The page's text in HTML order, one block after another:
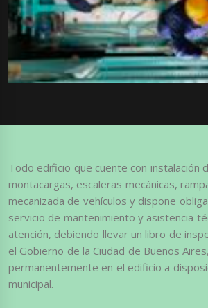
Todo edificio que cuente con instalación
montacargas, escaleras mecánicas,
mecanizada de vehículos y dispone
servicio de mantenimiento y asistencia
atención, debiendo llevar un libro de
el Gobierno de la Ciudad de Buenos
permanentemente en el edificio a
municipal.